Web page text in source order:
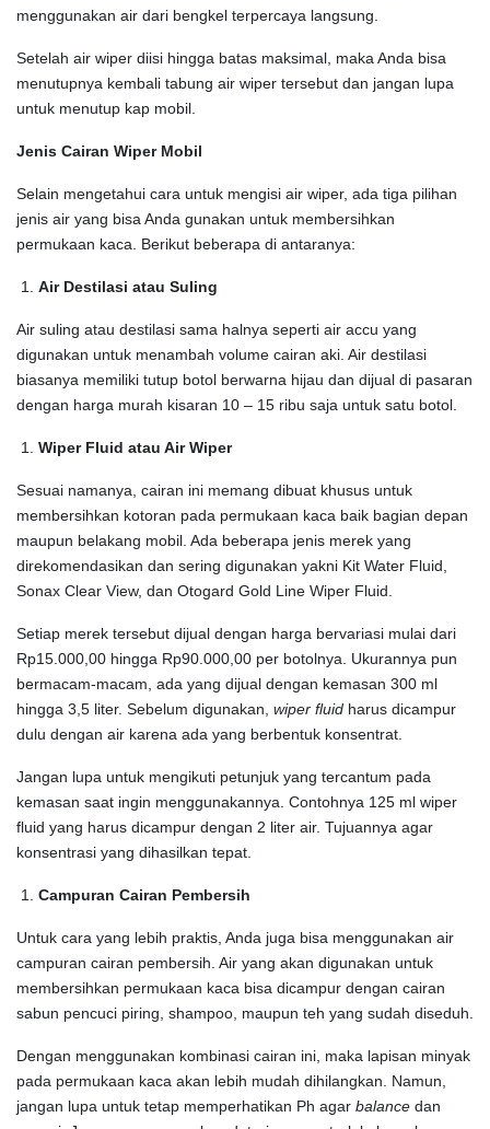
menggunakan air dari bengkel terpercaya langsung.
Setelah air wiper diisi hingga batas maksimal, maka Anda bisa
menutupnya kembali tabung air wiper tersebut dan jangan lupa
untuk menutup kap mobil.
Jenis Cairan Wiper Mobil
Selain mengetahui cara untuk mengisi air wiper, ada tiga pilihan
jenis air yang bisa Anda gunakan untuk membersihkan
permukaan kaca. Berikut beberapa di antaranya:
Air Destilasi atau Suling
Air suling atau destilasi sama halnya seperti air accu yang
digunakan untuk menambah volume cairan aki. Air destilasi
biasanya memiliki tutup botol berwarna hijau dan dijual di pasaran
dengan harga murah kisaran 10 – 15 ribu saja untuk satu botol.
Wiper Fluid atau Air Wiper
Sesuai namanya, cairan ini memang dibuat khusus untuk
membersihkan kotoran pada permukaan kaca baik bagian depan
maupun belakang mobil. Ada beberapa jenis merek yang
direkomendasikan dan sering digunakan yakni Kit Water Fluid,
Sonax Clear View, dan Otogard Gold Line Wiper Fluid.
Setiap merek tersebut dijual dengan harga bervariasi mulai dari
Rp15.000,00 hingga Rp90.000,00 per botolnya. Ukurannya pun
bermacam-macam, ada yang dijual dengan kemasan 300 ml
hingga 3,5 liter. Sebelum digunakan, wiper fluid harus dicampur
dulu dengan air karena ada yang berbentuk konsentrat.
Jangan lupa untuk mengikuti petunjuk yang tercantum pada
kemasan saat ingin menggunakannya. Contohnya 125 ml wiper
fluid yang harus dicampur dengan 2 liter air. Tujuannya agar
konsentrasi yang dihasilkan tepat.
Campuran Cairan Pembersih
Untuk cara yang lebih praktis, Anda juga bisa menggunakan air
campuran cairan pembersih. Air yang akan digunakan untuk
membersihkan permukaan kaca bisa dicampur dengan cairan
sabun pencuci piring, shampoo, maupun teh yang sudah diseduh.
Dengan menggunakan kombinasi cairan ini, maka lapisan minyak
pada permukaan kaca akan lebih mudah dihilangkan. Namun,
jangan lupa untuk tetap memperhatikan Ph agar balance dan